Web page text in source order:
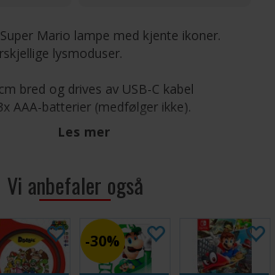
Mario lampe med kjente ikoner.
lysmoduser.
bred og drives av USB-C kabel
AAA-batterier (medfølger ikke).
Les mer
Vi anbefaler også
30%